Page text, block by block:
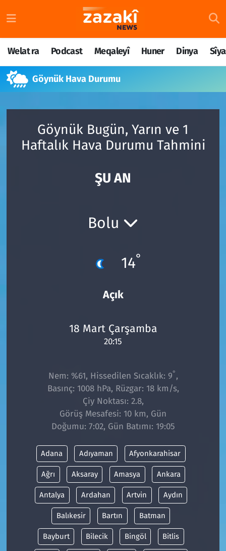
Welat ra Podcast Meqaleyî Huner Dinya
Göynük Hava Durumu
Göynük Bugün, Yarın ve 1
Haftalık Hava Durumu Tahmini
ŞU AN
Bolu
14°
Açık
18 Mart Çarşamba
20:15
Nem: %61, Hissedilen Sıcaklık: 9° ,
Basınç: 1008 hPa, Rüzgar: 18 km/s,
Çiy Noktası: 2.8,
Görüş Mesafesi: 10 km, Gün
Doğumu: 7:02, Gün Batımı: 19:05
Adana Adıyaman Afyonkarahisar
Ağrı Aksaray Amasya Ankara
Antalya Ardahan Artvin Aydın
Balıkesir Bartın Batman
Bayburt Bilecik Bingöl Bitlis
Welat ra
Podcast
Meqaleyî
Dinya
Nöbetçi Eczaneler
Hava Durumu
Namaz Vakitleri
Süper Lig Puan Durumu ve Fikstür